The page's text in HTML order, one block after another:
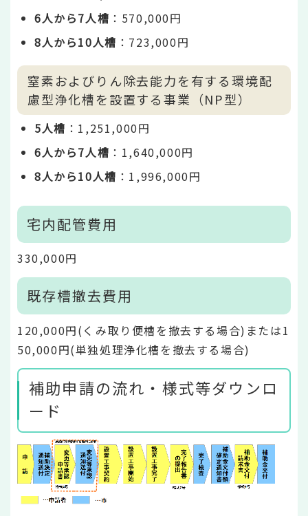
6人から7人槽 ：570,000円
8人から10人槽 ：723,000円
窒素およびりん除去能力を有する環境配
慮型浄化槽を設置する事業（NP型）
5人槽 ：1,251,000円
6人から7人槽 ：1,640,000円
8人から10人槽 ：1,996,000円
宅内配管費用
330,000円
既存槽撤去費用
120,000円(くみ取り便槽を撤去する場合)または1
50,000円(単独処理浄化槽を撤去する場合)
補助申請の流れ・様式等ダウンロ
ード